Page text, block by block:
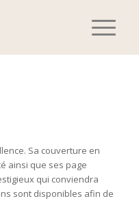
Sa couverture en
ainsi que ses page
qui conviendra
sont disponibles afin de